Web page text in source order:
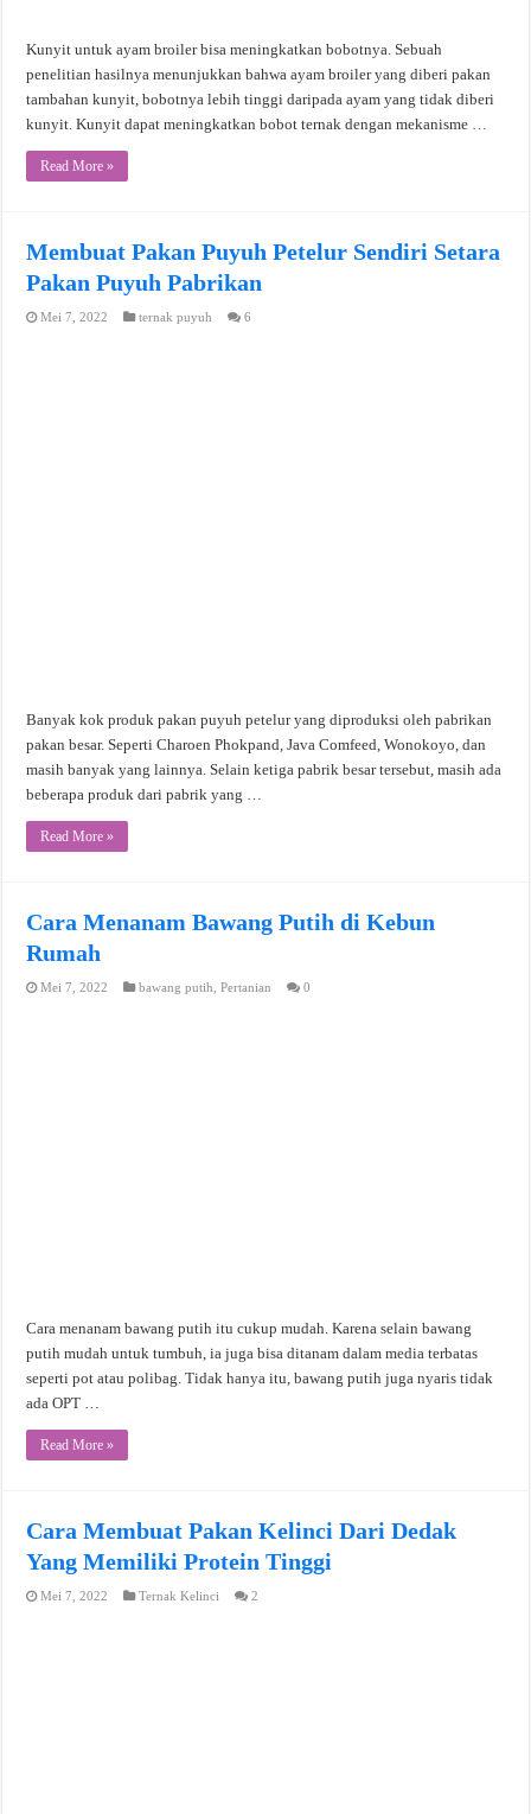
Kunyit untuk ayam broiler bisa meningkatkan bobotnya. Sebuah
penelitian hasilnya menunjukkan bahwa ayam broiler yang diberi pakan
tambahan kunyit, bobotnya lebih tinggi daripada ayam yang tidak diberi
kunyit. Kunyit dapat meningkatkan bobot ternak dengan mekanisme …
Read More »
Membuat Pakan Puyuh Petelur Sendiri Setara
Pakan Puyuh Pabrikan
Mei 7, 2022 ternak puyuh 6
Banyak kok produk pakan puyuh petelur yang diproduksi oleh pabrikan
pakan besar. Seperti Charoen Phokpand, Java Comfeed, Wonokoyo, dan
masih banyak yang lainnya. Selain ketiga pabrik besar tersebut, masih ada
beberapa produk dari pabrik yang …
Read More »
Cara Menanam Bawang Putih di Kebun
Rumah
Mei 7, 2022 bawang putih ,Pertanian 0
Cara menanam bawang putih itu cukup mudah. Karena selain bawang
putih mudah untuk tumbuh, ia juga bisa ditanam dalam media terbatas
seperti pot atau polibag. Tidak hanya itu, bawang putih juga nyaris tidak
ada OPT …
Read More »
Cara Membuat Pakan Kelinci Dari Dedak
Yang Memiliki Protein Tinggi
Mei 7, 2022 Ternak Kelinci 2